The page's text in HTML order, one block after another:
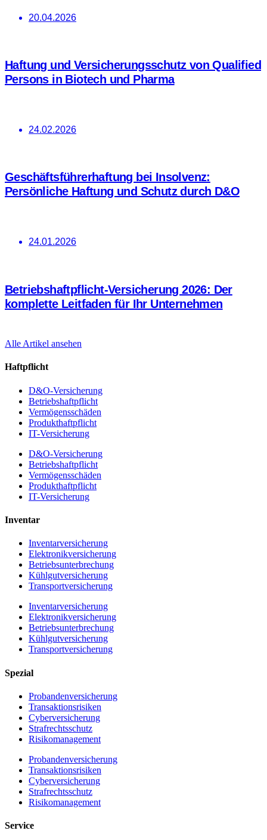
20.04.2026
Haftung und Versicherungsschutz von Qualified
Persons in Biotech und Pharma
24.02.2026
Geschäftsführerhaftung bei Insolvenz:
Persönliche Haftung und Schutz durch D&O
24.01.2026
Betriebshaftpflicht-Versicherung 2026: Der
komplette Leitfaden für Ihr Unternehmen
Alle Artikel ansehen
Haftpflicht
D&O-Versicherung
Betriebshaftpflicht
Vermögensschäden
Produkthaftpflicht
IT-Versicherung
D&O-Versicherung
Betriebshaftpflicht
Vermögensschäden
Produkthaftpflicht
IT-Versicherung
Inventar
Inventarversicherung
Elektronikversicherung
Betriebsunterbrechung
Kühlgutversicherung
Transportversicherung
Inventarversicherung
Elektronikversicherung
Betriebsunterbrechung
Kühlgutversicherung
Transportversicherung
Spezial
Probandenversicherung
Transaktionsrisiken
Cyberversicherung
Strafrechtsschutz
Risikomanagement
Probandenversicherung
Transaktionsrisiken
Cyberversicherung
Strafrechtsschutz
Risikomanagement
Service